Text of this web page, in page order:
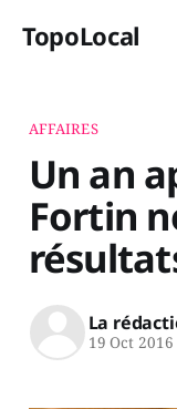
TopoLocal
AFFAIRES
Un an
Fortin
La
19 Oct 2016